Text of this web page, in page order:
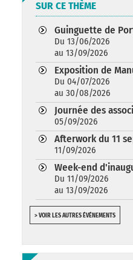
SUR CE THÈME
Guinguette de
Du 13/06/2026
au 13/09/2026
Exposition de
Du 04/07/2026
au 30/08/2026
Journée des
05/09/2026
Afterwork du 11
11/09/2026
Week-end
Du 11/09/2026
au 13/09/2026
> VOIR LES AUTRES ÉVÉNEMENTS